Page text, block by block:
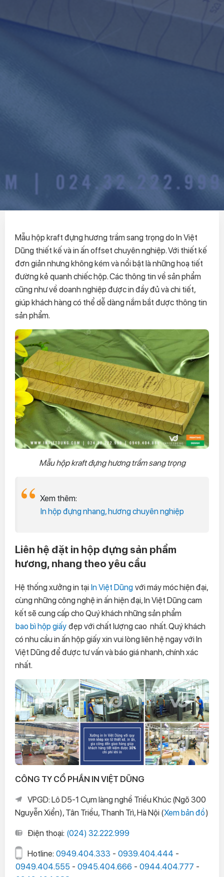
Mẫu hộp kraft đựng hương trầm sang trọng do In Việt
Dũng thiết kế và in ấn offset chuyên nghiệp. Với thiết kế
đơn giản nhưng không kém và nổi bật là những hoạ tiết
đường kẻ quanh chiếc hộp. Các thông tin về sản phẩm
cũng như về doanh nghiệp được in đầy đủ và chi tiết,
giúp khách hàng có thể dễ dàng nắm bắt được thông tin
sản phẩm.
Mẫu hộp kraft đựng hương trầm sang trọng
Xem thêm:
In hộp đựng nhang, hương chuyên nghiệp
Liên hệ đặt in hộp đựng sản phẩm
hương, nhang theo yêu cầu
Hệ thống xưởng in tại In Việt Dũng với máy móc hiện đại,
cùng những công nghệ in ấn hiện đại, In Việt Dũng cam
kết sẽ cung cấp cho Quý khách những sản phẩm
bao bì hộp giấy đẹp với chất lượng cao nhất. Quý khách
có nhu cầu in ấn hộp giấy xin vui lòng liên hệ ngay với In
Việt Dũng để được tư vấn và báo giá nhanh, chính xác
nhất.
CÔNG TY CỔ PHẦN IN VIỆT DŨNG
VPGD: Lô D5-1 Cụm làng nghề Triều Khúc (Ngõ 300
Nguyễn Xiển), Tân Triều, Thanh Trì, Hà Nội (Xem bản đồ)
Điện thoại: (024) 32.222.999
Hotline: 0949.404.333 - 0939.404.444 -
0949.404.555 - 0945.404.666 - 0944.404.777 -